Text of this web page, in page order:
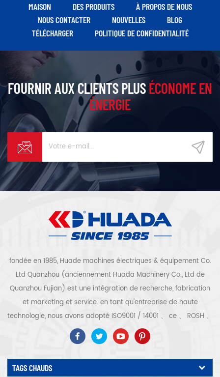
MAISON DES PRODUITS
À PROPOS DE NOUS
NOUS CONTACTER
NOUVELLES
BLOG
TÉLÉCHARGER
POLITIQUE DE CONFIDENTIALITÉ
FOURNIR AUX CLIENTS PLUSÉCONOME EN
ÉNERGIE
fondée en 1985, Huade machines électriques & équipement Co.
Ltd Quanzhou (anciennement Huada Machinery Co., Ltd de
Quanzhou Fujian) est une intégration de recherche, fabrication
et marketing et service. en tant qu'entreprise de haute
technologie, nous avons adopté ISO9001 / 14001 、 ce 、 ROSH 、
ETL 、 CQC 、 certification de qualité et de sécurité ccc,
certification d'entreprise de haute technologie, etc. que 300
types de compresseurs d'air pour être un expert de l'industrie
Notre entreprise a accumulé plus de 30 ans d'expérience de le
TAGS CHAUDS